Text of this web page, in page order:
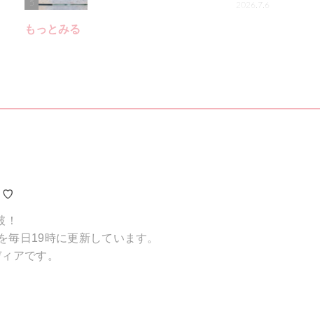
2026.7.6
もっとみる
♡
日19時に更新しています。
アです。